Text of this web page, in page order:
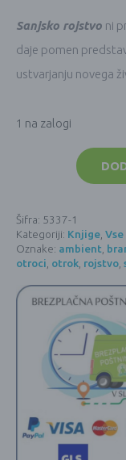
Sanjsko rojstvo ni
daje pomen
ustvarjanju novega
1 na zalogi
(KNJIGA)
količina
Šifra: 5337-1
Kategoriji: Knjige,
Oznake: ambient,
otroci, otrok, rojstvo,